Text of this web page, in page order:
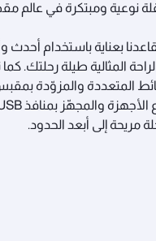
نوعية ومبتكرة في عالم
بعناية باستخدام أحدث
المثالية طيلة رحلتك.
المتعددة والمزوّدة
مريحة إلى أبعد الحدود.